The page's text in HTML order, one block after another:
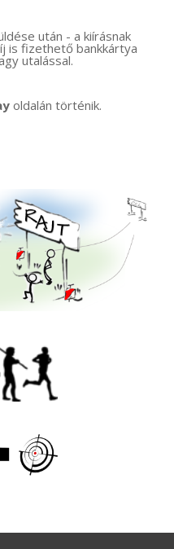
után - a kiírásnak
is fizethető bankkártya
utalással.
oldalán történik.